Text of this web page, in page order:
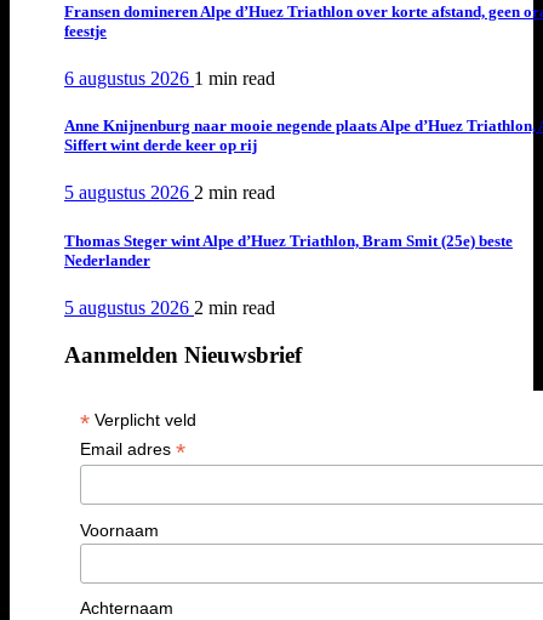
Fransen domineren Alpe d’Huez Triathlon over korte afstand, geen
feestje
6 augustus 2026 1 min read
Anne Knijnenburg naar mooie negende plaats Alpe d’Huez Triathlon,
Siffert wint derde keer op rij
5 augustus 2026 2 min read
Thomas Steger wint Alpe d’Huez Triathlon, Bram Smit (25e) beste
Nederlander
5 augustus 2026 2 min read
Aanmelden Nieuwsbrief
*Verplicht veld
Email adres *
Voornaam
Achternaam